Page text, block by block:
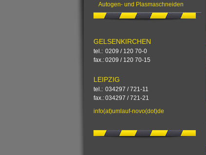
Autogen- und Plasmaschneiden
GELSENKIRCHEN
tel.:	0209 / 120 70-0
fax.:	0209 / 120 70-15
LEIPZIG
tel.:	034297 / 721-11
fax.:	034297 / 721-21
info(at)umlauf-novo(dot)de